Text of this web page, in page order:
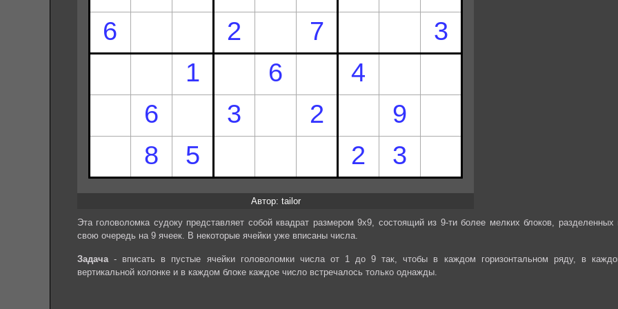
Автор: tailor
Эта головоломка судоку представляет собой квадрат размером 9х9, состоящий из 9-ти более мелких блоков, разделенных
свою очередь на 9 ячеек. В некоторые ячейки уже вписаны числа.
Задача- вписать в пустые ячейки головоломки числа от 1 до 9 так, чтобы в каждом горизонтальном ряду, в
вертикальной колонке и в каждом блоке каждое число встречалось только однажды.